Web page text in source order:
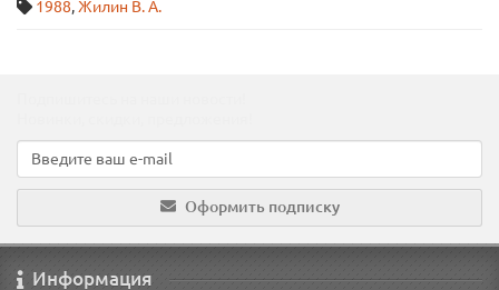
1988,Жилин В. А.
Оформить подписку
Информация